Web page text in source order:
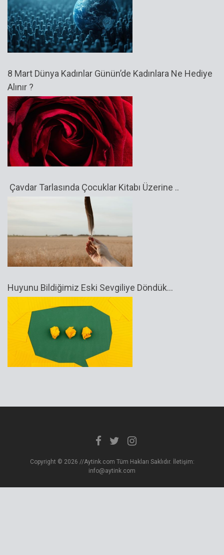
8 Mart Dünya Kadınlar Günün’de Kadınlara Ne Hediye
Alınır ?
Çavdar Tarlasında Çocuklar Kitabı Üzerine ..
Huyunu Bildiğimiz Eski Sevgiliye Döndük…
Copyright © 2026 //Aytink.com Tüm Hakları Saklıdır. İletişim:
info@aytink.com